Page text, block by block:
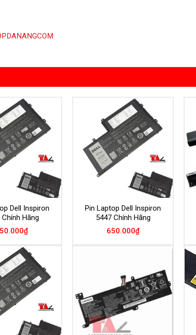
Add to
Wishlist
Dell Inspiron
Chính Hãng
₫
Add to
Wishlist
Pin Laptop Dell Inspiron
5447 Chính Hãng
650.000₫
Add to
Wishlist
Add to
Wishlist